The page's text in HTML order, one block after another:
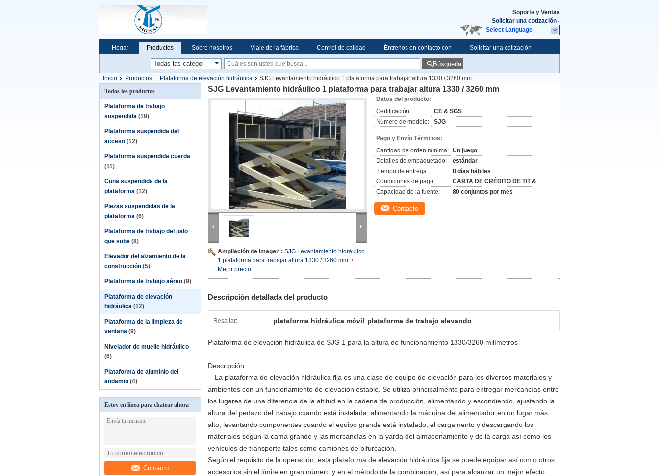
Soporte y Ventas
Solicitar una cotización -
Select Language
Hogar Productos Sobre nosotros Viaje de la fábrica Control de calidad Éntrenos en contacto con Solicitar una cotización
Noticias de la compañía Búsqueda
Inicio Productos Plataforma de elevación hidráulica
SJG Levantamiento hidráulico 1 plataforma para trabajar altura 1330 / 3260 mm
Todos los productos
Plataforma de trabajo
suspendida (19)
Plataforma suspendida del
acceso (12)
Plataforma suspendida cuerda
(11)
Cuna suspendida de la
plataforma (12)
Piezas suspendidas de la
plataforma (6)
Plataforma de trabajo del palo
que sube (8)
Elevador del alzamiento de la
construcción (5)
Plataforma de trabajo aéreo (9)
Plataforma de elevación
hidráulica (12)
Plataforma de la limpieza de
ventana (9)
Nivelador de muelle hidráulico
(6)
Plataforma de aluminio del
andamio (4)
Estoy en línea para chatear ahora
Contacto
SJG Levantamiento hidráulico 1 plataforma para trabajar altura 1330 / 3260 mm
Ampliación de imagen : SJG Levantamiento hidráulico
1 plataforma para trabajar altura 1330 / 3260 mm
Mejor precio
Datos del producto:
Certificación:
CE & SGS
Número de modelo:
SJG
Pago y Envío Términos:
Cantidad de orden mínima: Un juego
Detalles de empaquetado:
estándar
Tiempo de entrega:
8 días hábiles
Condiciones de pago:
CARTA DE CRÉDITO DE T/T &
Capacidad de la fuente:
80 conjuntos por mes
Contacto
Descripción detallada del producto
Resaltar: plataforma hidráulica móvil, plataforma de trabajo elevando
Plataforma de elevación hidráulica de SJG 1 para la altura de funcionamiento 1330/3260 milímetros
Descripción:
La plataforma de elevación hidráulica fija es una clase de equipo de elevación para los diversos materiales y
ambientes con un funcionamiento de elevación estable. Se utiliza principalmente para entregar mercancías entre
los lugares de una diferencia de la altitud en la cadena de producción, alimentando y escondiendo, ajustando la
altura del pedazo del trabajo cuando está instalada, alimentando la máquina del alimentador en un lugar más
alto, levantando componentes cuando el equipo grande está instalado, el cargamento y descargando los
materiales según la cama grande y las mercancías en la yarda del almacenamiento y de la carga así como los
vehículos de transporte tales como camiones de bifurcación.
Según el requisito de la operación, esta plataforma de elevación hidráulica fija se puede equipar así como otros
accesorios sin el límite en gran número y en el método de la combinación, así para alcanzar un mejor efecto